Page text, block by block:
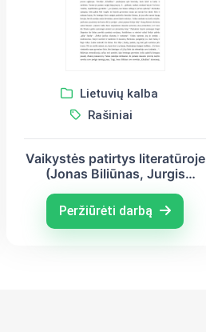
Lietuvių kalba
Rašiniai
Vaikystės patirtys literatūroje
(Jonas Biliūnas, Jurgis
Putinas)
Peržiūrėti darbą